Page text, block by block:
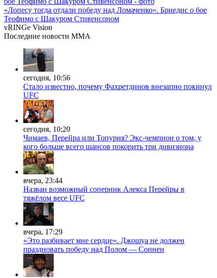
«Лопесу тогда отдали победу над Ломаченко». Бриедис о бое
Теофимо с Шакуром Стивенсоном
vRINGe Vision
Последние новости MMA
сегодня, 10:56
Стало известно, почему Фахретдинов внезапно покинул
UFC
сегодня, 10:20
Чимаев, Перейра или Топурия? Экс-чемпион о том, у
кого больше всего шансов покорить три дивизиона
вчера, 23:44
Назван возможный соперник Алекса Перейры в
тяжёлом весе UFC
вчера, 17:29
«Это разбивает мне сердце». Джошуа не должен
праздновать победу над Полом — Соннен